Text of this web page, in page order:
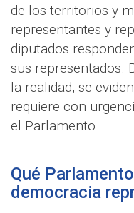
de los territorios y
representantes y
diputados
sus representados.
la realidad, se
requiere con
el Parlamento.
Qué
democracia